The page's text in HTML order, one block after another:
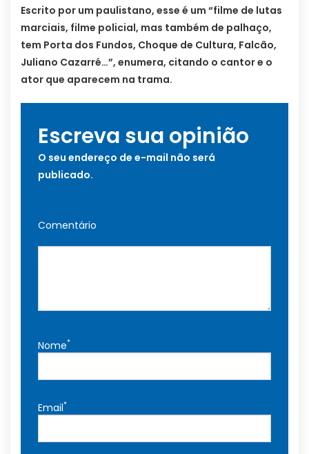
Escrito por um paulistano, esse é um “filme de lutas
marciais, filme policial, mas também de palhaço,
tem Porta dos Fundos, Choque de Cultura, Falcão,
Juliano Cazarré…”, enumera, citando o cantor e o
ator que aparecem na trama.
Escreva sua opinião
O seu endereço de e-mail não será
publicado.
Comentário
Nome*
Email*